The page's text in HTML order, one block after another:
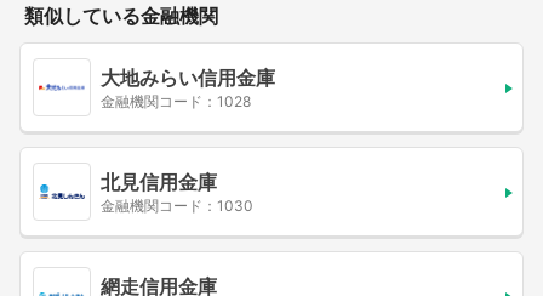
類似している金融機関
大地みらい信用金庫
金融機関コード：1028
北見信用金庫
金融機関コード：1030
網走信用金庫